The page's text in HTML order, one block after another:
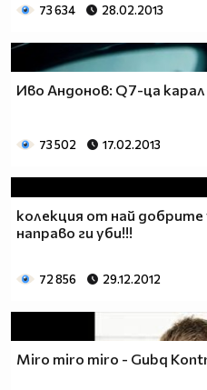
73 634 28.02.2013
Иво Андонов: Q7-ца карал
73 502 17.02.2013
колекция от най добрите
направо ги уби!!!
72 856 29.12.2012
Miro miro miro - Gubq